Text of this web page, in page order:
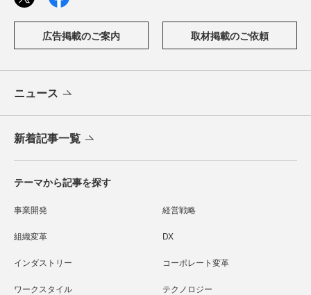
広告掲載のご案内 取材掲載のご依頼
ニュース
新着記事一覧
テーマから記事を探す
事業開発 経営戦略
組織変革 DX
インダストリー コーポレート変革
ワークスタイル テクノロジー